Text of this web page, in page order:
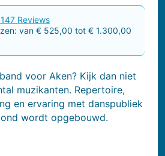
Reviews
van € 525,00 tot € 1.300,00
voor Aken? Kijk dan niet
muzikanten. Repertoire,
en ervaring met danspubliek
wordt opgebouwd.